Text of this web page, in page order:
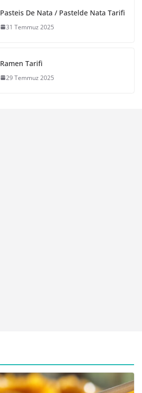
Pasteis De Nata / Pastelde Nata Tarifi
31 Temmuz 2025
Ramen Tarifi
29 Temmuz 2025